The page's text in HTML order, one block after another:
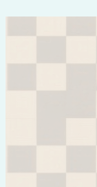
Перейти